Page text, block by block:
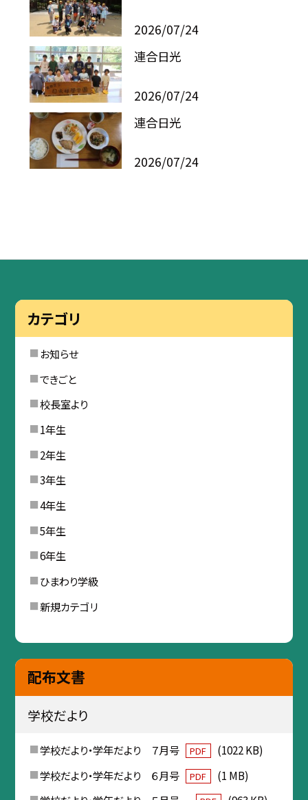
2026/07/24
連合日光
2026/07/24
連合日光
2026/07/24
カテゴリ
お知らせ
できごと
校長室より
1年生
2年生
3年生
4年生
5年生
6年生
ひまわり学級
新規カテゴリ
配布文書
学校だより
学校だより・学年だより ７月号 PDF
(1022 KB)
学校だより・学年だより ６月号
PDF
(1 MB)